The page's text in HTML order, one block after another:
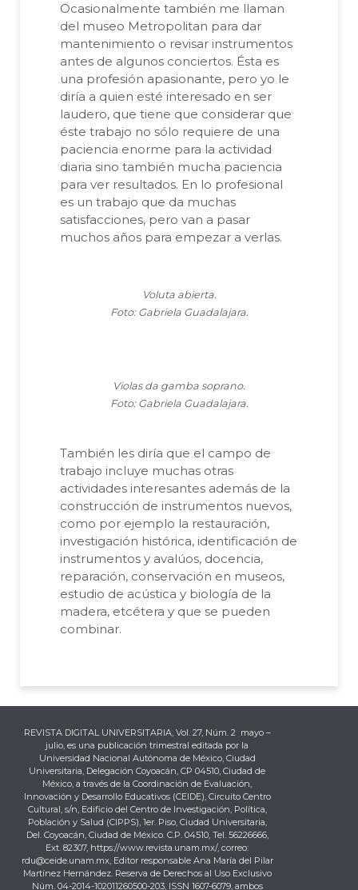
Ocasionalmente también me llaman
del museo Metropolitan para dar
mantenimiento o revisar instrumentos
antes de algunos conciertos. Ésta es
una profesión apasionante, pero yo le
diría a quien esté interesado en ser
laudero, que tiene que considerar que
éste trabajo no sólo requiere de una
paciencia enorme para la actividad
diaria sino también mucha paciencia
para ver resultados. En lo profesional
es un trabajo que da muchas
satisfacciones, pero van a pasar
muchos años para empezar a verlas.
Voluta abierta.
Foto: Gabriela Guadalajara.
Violas da gamba soprano.
Foto: Gabriela Guadalajara.
También les diría que el campo de
trabajo incluye muchas otras
actividades interesantes además de la
construcción de instrumentos nuevos,
como por ejemplo la restauración,
investigación histórica, identificación de
instrumentos y avalúos, docencia,
reparación, conservación en museos,
estudio de acústica y biología de la
madera, etcétera y que se pueden
combinar.
REVISTA DIGITAL UNIVERSITARIA, Vol. 27, Núm. 2 mayo –
julio, es una publicación trimestral editada por la
Universidad Nacional Autónoma de México, Ciudad
Universitaria, Delegación Coyoacán, CP 04510, Ciudad de
México, a través de la Coordinación de Evaluación,
Innovación y Desarrollo Educativos (CEIDE), Circuito Centro
Cultural, s/n, Edificio del Centro de Investigación, Política,
Población y Salud (CIPPS), 1er. Piso, Ciudad Universitaria,
Del. Coyoacán, Ciudad de México. C.P. 04510, Tel. 56226666,
Ext. 82307, https://www.revista.unam.mx/, correo:
rdu@ceide.unam.mx, Editor responsable Ana María del Pilar
Martínez Hernández. Reserva de Derechos al Uso Exclusivo
Núm. 04-2014-102011260500-203, ISSN 1607-6079, ambos